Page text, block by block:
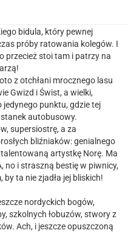
bidula, który pewnej
próby ratowania kolegów. I
przecież stoi tam i patrzy na
z otchłani mrocznego lasu
Gwizd i Świst, a wielki,
jedynego punktu, gdzie tej
autobusowy.
supersiostrę, a za
bliźniaków: genialnego
artystkę Norę. Ma
no i straszną bestię w piwnicy,
ta nie zjadła jej bliskich!
nordyckich bogów,
szkolnych łobuzów, stwory z
Ach, i jeszcze opuszczoną